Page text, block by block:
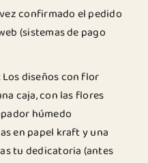
confirmado el pedido
(sistemas de pago
Los diseños con flor
caja, con las flores
húmedo
en papel kraft y una
tu dedicatoria (antes